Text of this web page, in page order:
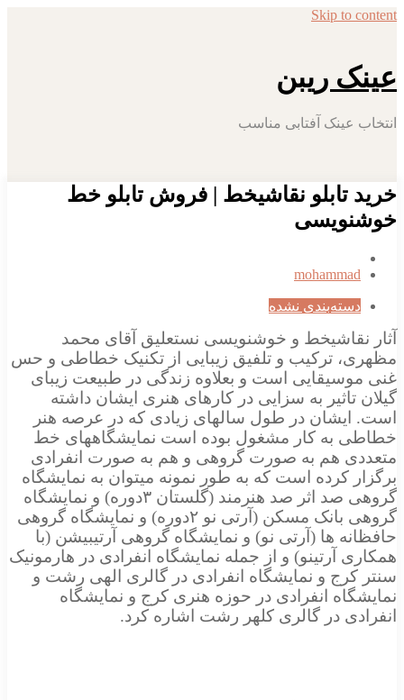
Skip to
ریبن
عینک آفتابی مناسب
تابلو نقاشیخط | فروش تابلو خط
نشده
و خوشنویسی نستعلیق آقای محمد
ترکیب و تلفیق زیبایی از تکنیک خطاطی و حس
است و بعلاوه زندگی در طبیعت زیبای
تاثیر به سزایی در کارهای هنری ایشان داشته
در طول سالهای زیادی که در عرصه هنر
به کار مشغول بوده است نمایشگاههای خط
هم به صورت گروهی و هم به صورت انفرادی
کرده است که به طور نمونه میتوان به نمایشگاه
گروهی صد اثر صد هنرمند (گلستان ۳دوره) و نمایشگاه
گروهی بانک مسکن (آرتی نو ۲دوره) و نمایشگاه گروهی
ها (آرتی نو) و نمایشگاه گروهی آرتیبیشن (با
آرتینو) و از جمله نمایشگاه انفرادی در هارمونیک
و نمایشگاه انفرادی در گالری الهی رشت و
انفرادی در حوزه هنری کرج و نمایشگاه
در گالری کلهر رشت اشاره کرد.